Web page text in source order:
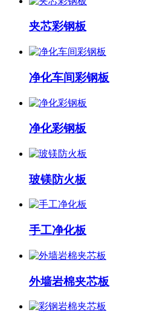
夹芯彩钢板
净化车间彩钢板
净化彩钢板
玻镁防火板
手工净化板
外墙岩棉夹芯板